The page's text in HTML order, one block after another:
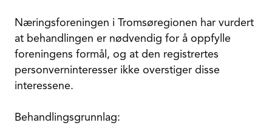
Næringsforeningen i Tromsøregionen har vurdert
at behandlingen er nødvendig for å oppfylle
foreningens formål, og at den registrertes
personverninteresser ikke overstiger disse
interessene.
Behandlingsgrunnlag: